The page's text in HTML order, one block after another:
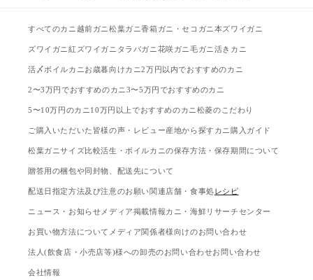
すべてのカニ 越前ガニ松葉ガニ香箱ガニ・セコガニ 本ズワイガニ
ズワイガニ 紅ズワイガニ タラバガニ 花咲ガニ毛ガニ 活きカニ
活〆ボイルカニ お歳暮向けカニ2万円以内でおすすめのカニ
2〜3万円でおすすめのカニ 3〜5万円でおすすめのカニ
5〜10万円のカニ 10万円以上でおすすめのカニ 松菱のこだわり
ご購入いただいた皆様の声・レビュー産地から探すカニ購入ガイド
松葉ガニサイズ比較活生・ボイルカニの保存方法・保存期間について
贈答用の梱包や同封物、配送先について
配送日指定方法及び注意のお願い関連店舗・食事処レシピ
ニュース・お知らせ メディア掲載情報カニ・海鮮リサーチセンター
お買い物方法について メディア関係者様向けのお問い合わせ
法人(飲食店・小売店等)様への卸売のお問い合わせお問い合わせ
会社情報